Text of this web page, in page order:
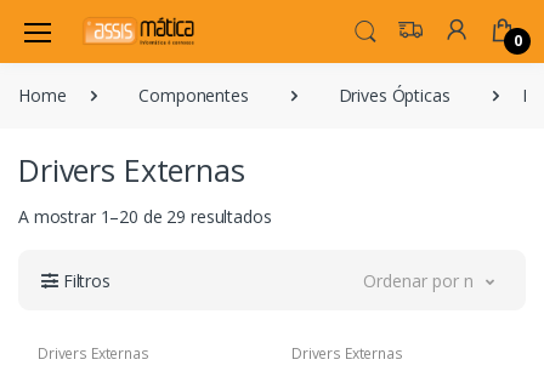
0
Home Componentes Drives Ópticas
Drivers Externas
A mostrar 1–20 de 29 resultados
Filtros Ordenar por novidade
Drivers Externas
Drivers Externas